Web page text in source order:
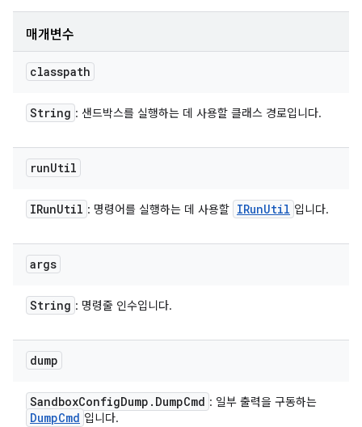
매개변수
classpath
String : 샌드박스를 실행하는 데 사용할 클래스 경로입니다.
runUtil
IRunUtil : 명령어를 실행하는 데 사용할 IRunUtil 입니다.
args
String : 명령줄 인수입니다.
dump
SandboxConfigDump . DumpCmd : 일부 출력을 구동하는
DumpCmd 입니다.